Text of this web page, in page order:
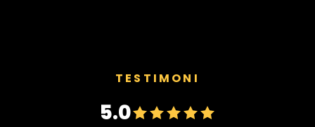
TESTIMONI
5.0